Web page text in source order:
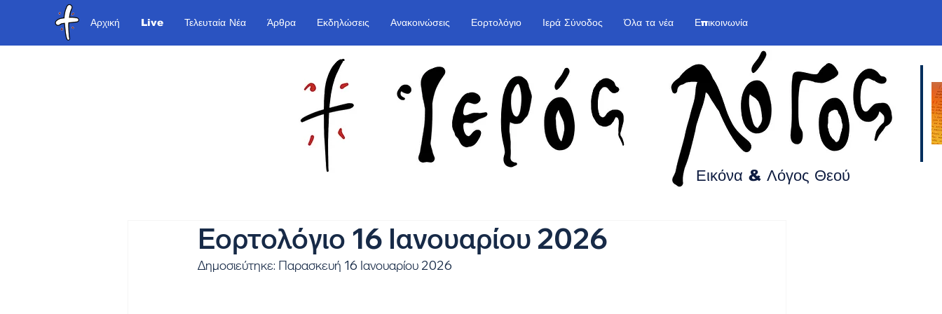
Αρχική Live Τελευταία Νέα Άρθρα Εκδηλώσεις Ανακοινώσεις Εορτολόγιο Ιερά Σύνοδος Όλα τα νέα Επικοινωνία
Εικόνα & Λόγος Θεού
Εορτολόγιο 16 Ιανουαρίου 2026
Δημοσιεύτηκε: Παρασκευή 16 Ιανουαρίου 2026